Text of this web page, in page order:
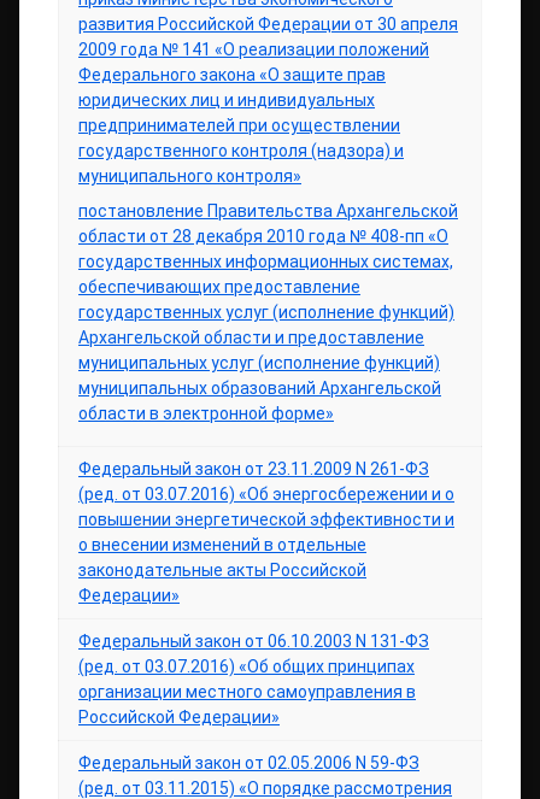
развития Российской Федерации от 30 апреля
2009 года № 141 «О реализации положений
Федерального закона «О защите прав
юридических лиц и индивидуальных
предпринимателей при осуществлении
государственного контроля (надзора) и
муниципального контроля»
постановление Правительства Архангельской
области от 28 декабря 2010 года № 408-пп «О
государственных информационных системах,
обеспечивающих предоставление
государственных услуг (исполнение функций)
Архангельской области и предоставление
муниципальных услуг (исполнение функций)
муниципальных образований Архангельской
области в электронной форме»
Федеральный закон от 23.11.2009 N 261-ФЗ
(ред. от 03.07.2016) «Об энергосбережении и о
повышении энергетической эффективности и
о внесении изменений в отдельные
законодательные акты Российской
Федерации»
Федеральный закон от 06.10.2003 N 131-ФЗ
(ред. от 03.07.2016) «Об общих принципах
организации местного самоуправления в
Российской Федерации»
Федеральный закон от 02.05.2006 N 59-ФЗ
(ред. от 03.11.2015) «О порядке рассмотрения